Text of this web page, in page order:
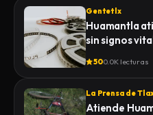
Gentetlx
Huamantla
sin signos
500.0K lecturas
La Prensa de
Atiende